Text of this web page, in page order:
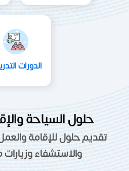
الدورات
حلول السياحة
تقديم حلول للإقامة
والاستشفاء